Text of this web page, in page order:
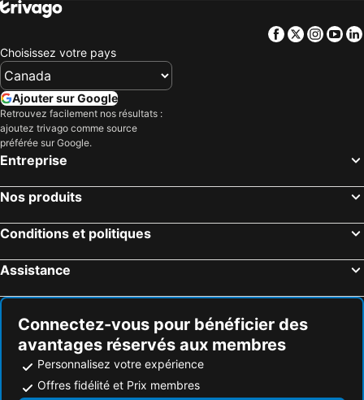
Facebook
Twitter
Choisissez votre pays
Ajouter sur Google
Retrouvez facilement nos résultats :
ajoutez trivago comme source
préférée sur Google.
Entreprise
Nos produits
Conditions et politiques
Assistance
Connectez-vous pour bénéficier des
avantages réservés aux membres
Personnalisez votre expérience
Offres fidélité et Prix membres